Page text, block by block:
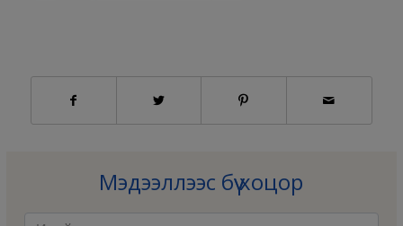
Мэдээллээс бүү хоцор